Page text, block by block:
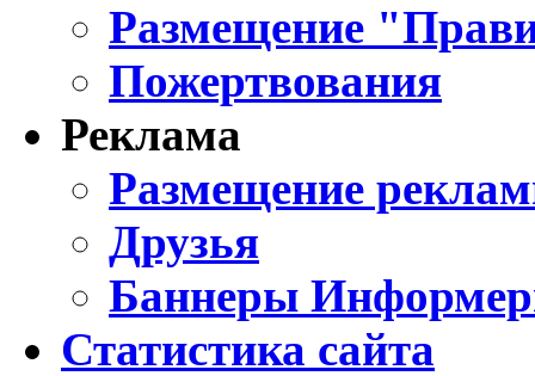
Размещение
Пожертвования
Реклама
Размещение
Друзья
Баннеры
Статистика сайта